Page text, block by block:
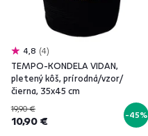
4,8 4
TEMPO-KONDELA VIDAN,
pletený kôš, prírodná/vzor/
čierna, 35x45 cm
19,90 €
10,90 € -45%